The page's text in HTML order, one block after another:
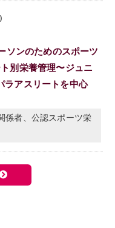
ソンのためのスポーツ
別栄養管理〜ジュニ
ラアスリートを中心
係者、公認スポーツ栄